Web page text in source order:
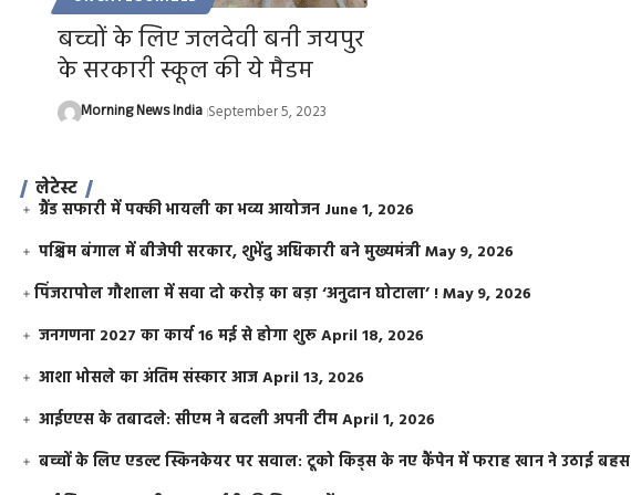
बच्चों के लिए जलदेवी बनी जयपुर
के सरकारी स्कूल की ये मैडम
Morning News India September 5, 2023
लेटेस्ट
ग्रैंड सफारी में पक्की भायली का भव्य आयोजन June 1, 2026
पश्चिम बंगाल में बीजेपी सरकार, शुभेंदु अधिकारी बने मुख्यमंत्रीMay 9, 2026
​पिंजरापोल गौशाला में सवा दो करोड़ का बड़ा ‘अनुदान घोटाला’ !May 9, 2026
जनगणना 2027 का कार्य 16 मई से होगा शुरूApril 18, 2026
आशा भोसले का अंतिम संस्कार आजApril 13, 2026
आईएएस के तबादले: सीएम ने बदली अपनी टीमApril 1, 2026
बच्चों के लिए एडल्ट स्किनकेयर पर सवाल: टूको किड्स के नए कैंपेन में फराह खान ने उठाई बहस